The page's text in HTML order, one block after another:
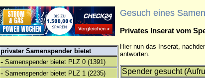
privater Samenspender bietet
- Samenspender bietet PLZ 0 (1391)
- Samenspender bietet PLZ 1 (2235)
Gesuch eines
Privates Inserat vom
Hier nun das Inserat,
antworten.
Spender gesucht